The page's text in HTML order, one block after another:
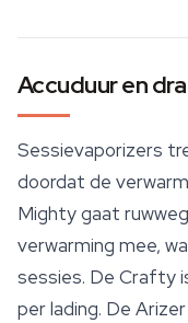
Accuduur en
Sessievaporizers
doordat de
Mighty gaat
verwarming mee,
sessies. De Crafty
per lading. De